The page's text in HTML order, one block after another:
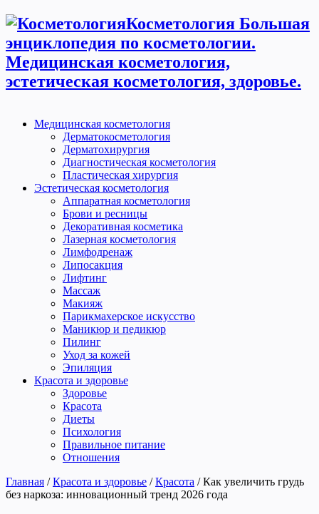
Косметология Большая
энциклопедия по косметологии.
Медицинская косметология,
эстетическая косметология, здоровье.
Медицинская косметология
Дерматокосметология
Дерматохирургия
Диагностическая косметология
Пластическая хирургия
Эстетическая косметология
Аппаратная косметология
Брови и ресницы
Декоративная косметика
Лазерная косметология
Лимфодренаж
Липосакция
Лифтинг
Массаж
Макияж
Парикмахерское искусство
Маникюр и педикюр
Пилинг
Уход за кожей
Эпиляция
Красота и здоровье
Здоровье
Красота
Диеты
Психология
Правильное питание
Отношения
Главная / Красота и здоровье / Красота / Как увеличить грудь
без наркоза: инновационный тренд 2026 года